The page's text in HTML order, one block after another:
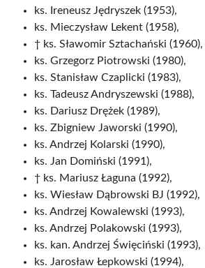
ks. Ireneusz Jędryszek (1953),
ks. Mieczysław Lekent (1958),
† ks. Sławomir Sztachański (1960),
ks. Grzegorz Piotrowski (1980),
ks. Stanisław Czaplicki (1983),
ks. Tadeusz Andryszewski (1988),
ks. Dariusz Drężek (1989),
ks. Zbigniew Jaworski (1990),
ks. Andrzej Kolarski (1990),
ks. Jan Domiński (1991),
† ks. Mariusz Łaguna (1992),
ks. Wiesław Dąbrowski BJ (1992),
ks. Andrzej Kowalewski (1993),
ks. Andrzej Polakowski (1993),
ks. kan. Andrzej Święciński (1993),
ks. Jarosław Łepkowski (1994),